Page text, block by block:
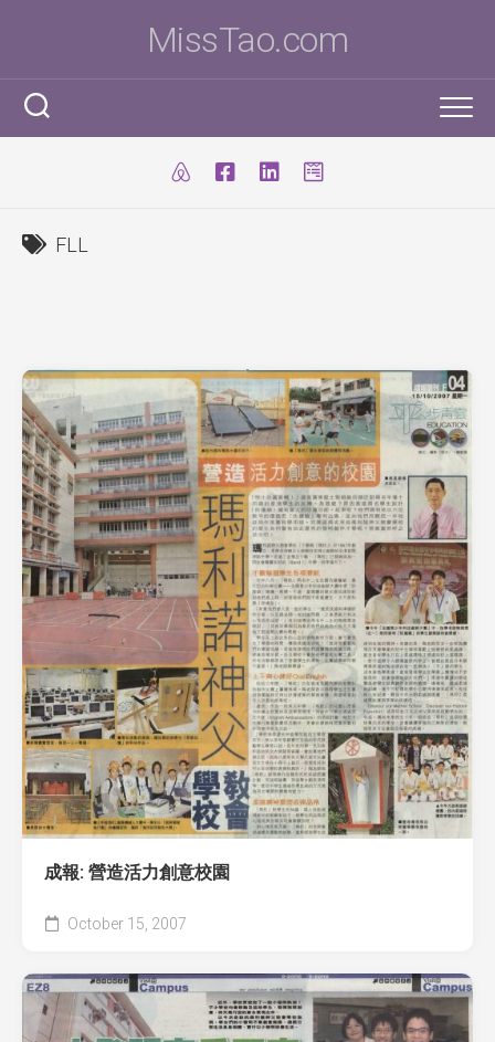
MissTao.com
I.T. Team
學生得獎作品
九連環
環保黏土膠
天然敷貼
澱粉之可塑性
CryptoDefender
防撞鎖
音間行者
廿一世紀校園網絡
國際科學與工程大獎賽(ISEF)
全國青少年科技創新大賽 (CASTIC)
香港青少年科技創新大賽
香港學生科學比賽
SBA
IT比賽&活動
練習時間表
注意事項
我的獎項
我的文章
自家小玩意
FLL
成報: 營造活力創意校園
October 15, 2007